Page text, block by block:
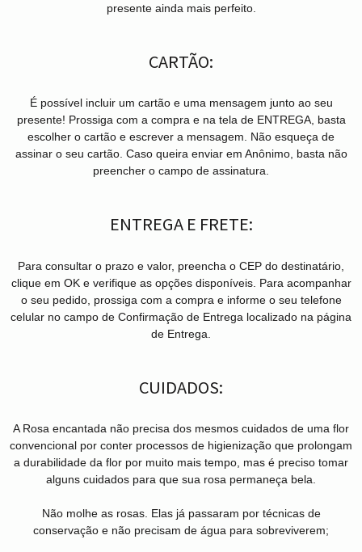
presente ainda mais perfeito.
CARTÃO:
É possível incluir um cartão e uma mensagem junto ao seu
presente! Prossiga com a compra e na tela de ENTREGA, basta
escolher o cartão e escrever a mensagem. Não esqueça de
assinar o seu cartão. Caso queira enviar em Anônimo, basta não
preencher o campo de assinatura.
ENTREGA E FRETE:
Para consultar o prazo e valor, preencha o CEP do destinatário,
clique em OK e verifique as opções disponíveis. Para acompanhar
o seu pedido, prossiga com a compra e informe o seu telefone
celular no campo de Confirmação de Entrega localizado na página
de Entrega.
CUIDADOS:
A Rosa encantada não precisa dos mesmos cuidados de uma flor
convencional por conter processos de higienização que prolongam
a durabilidade da flor por muito mais tempo, mas é preciso tomar
alguns cuidados para que sua rosa permaneça bela.
Não molhe as rosas. Elas já passaram por técnicas de
conservação e não precisam de água para sobreviverem;